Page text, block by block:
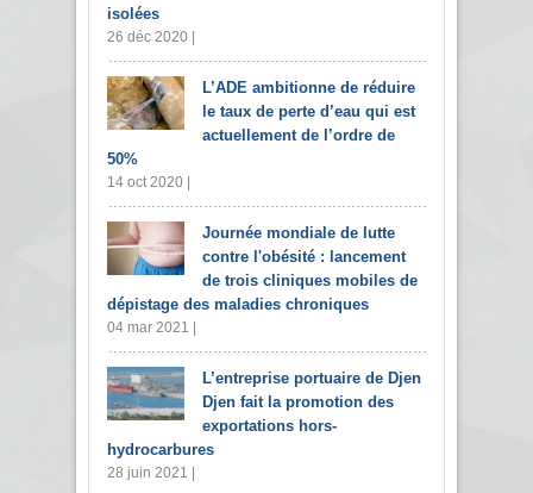
isolées
26 déc 2020 |
L’ADE ambitionne de réduire
le taux de perte d’eau qui est
actuellement de l’ordre de
50%
14 oct 2020 |
Journée mondiale de lutte
contre l'obésité : lancement
de trois cliniques mobiles de
dépistage des maladies chroniques
04 mar 2021 |
L’entreprise portuaire de Djen
Djen fait la promotion des
exportations hors-
hydrocarbures
28 juin 2021 |